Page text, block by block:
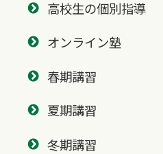
高校生の個別指導
オンライン塾
春期講習
夏期講習
冬期講習